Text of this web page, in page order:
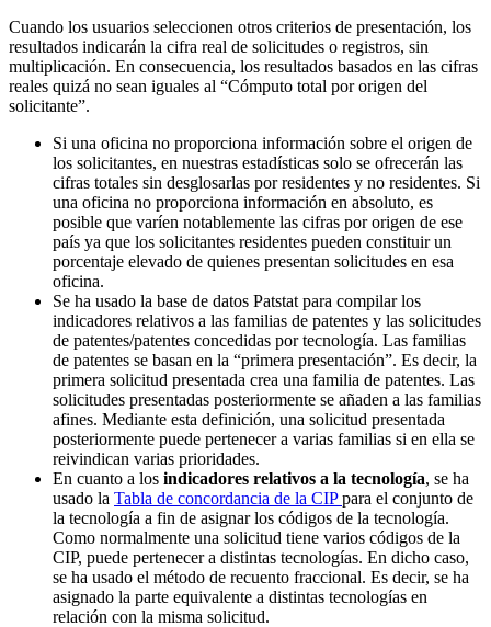
Cuando los usuarios seleccionen otros criterios de presentación, los
resultados indicarán la cifra real de solicitudes o registros, sin
multiplicación. En consecuencia, los resultados basados en las cifras
reales quizá no sean iguales al “Cómputo total por origen del
solicitante”.
Si una oficina no proporciona información sobre el origen de
los solicitantes, en nuestras estadísticas solo se ofrecerán las
cifras totales sin desglosarlas por residentes y no residentes. Si
una oficina no proporciona información en absoluto, es
posible que varíen notablemente las cifras por origen de ese
país ya que los solicitantes residentes pueden constituir un
porcentaje elevado de quienes presentan solicitudes en esa
oficina.
Se ha usado la base de datos Patstat para compilar los
indicadores relativos a las familias de patentes y las solicitudes
de patentes/patentes concedidas por tecnología. Las familias
de patentes se basan en la “primera presentación”. Es decir, la
primera solicitud presentada crea una familia de patentes. Las
solicitudes presentadas posteriormente se añaden a las familias
afines. Mediante esta definición, una solicitud presentada
posteriormente puede pertenecer a varias familias si en ella se
reivindican varias prioridades.
En cuanto a los indicadores relativos a la tecnología, se ha
usado la Tabla de concordancia de la CIPpara el conjunto de
la tecnología a fin de asignar los códigos de la tecnología.
Como normalmente una solicitud tiene varios códigos de la
CIP, puede pertenecer a distintas tecnologías. En dicho caso,
se ha usado el método de recuento fraccional. Es decir, se ha
asignado la parte equivalente a distintas tecnologías en
relación con la misma solicitud.